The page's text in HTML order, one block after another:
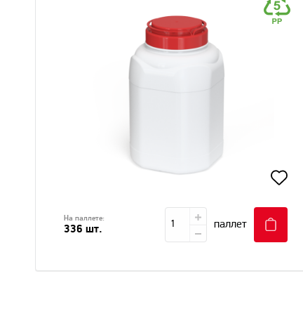
На паллете:
336 шт. паллет